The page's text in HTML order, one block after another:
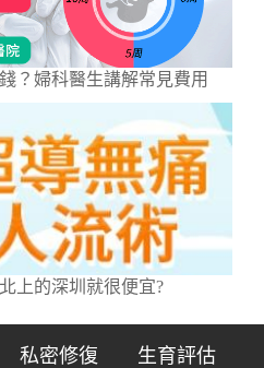
？婦科醫生講解常見費用
上的深圳就很便宜?
私密修復 生育評估